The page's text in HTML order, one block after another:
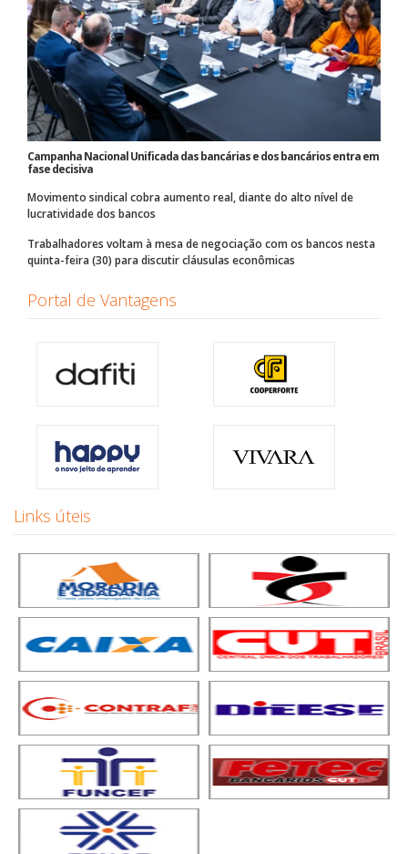
Campanha Nacional Unificada das bancárias e dos bancários entra em
fase decisiva
Movimento sindical cobra aumento real, diante do alto nível de
lucratividade dos bancos
Trabalhadores voltam à mesa de negociação com os bancos nesta
quinta-feira (30) para discutir cláusulas econômicas
Portal de Vantagens
Links úteis